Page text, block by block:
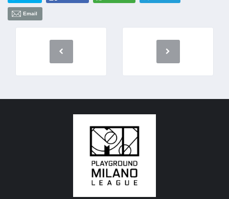
Email